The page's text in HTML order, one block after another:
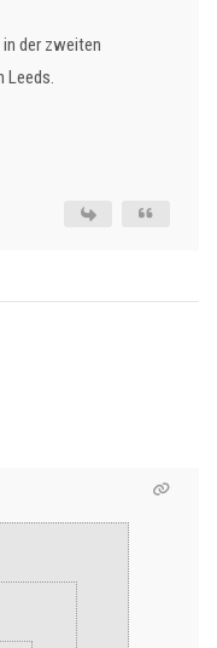
in der zweiten
Leeds.